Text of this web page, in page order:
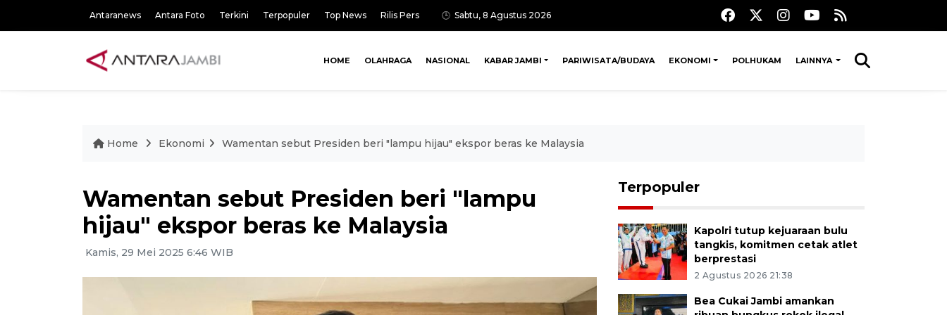
Antaranews Antara Foto Terkini Terpopuler Top News Rilis Pers Sabtu, 8 Agustus 2026
HOME OLAHRAGA NASIONAL KABAR JAMBI PARIWISATA/BUDAYA EKONOMI POLHUKAM LAINNYA
Home Ekonomi Wamentan sebut Presiden beri "lampu hijau" ekspor beras ke Malaysia
Wamentan sebut Presiden beri "lampu
hijau" ekspor beras ke Malaysia
Kamis, 29 Mei 2025 6:46 WIB
Terpopuler
Kapolri tutup kejuaraan bulu
tangkis, komitmen cetak atlet
berprestasi
2 Agustus 2026 21:38
Bea Cukai Jambi amankan